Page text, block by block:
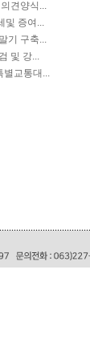
견양식...
및 증여...
기 구축...
및 강...
별교통대...